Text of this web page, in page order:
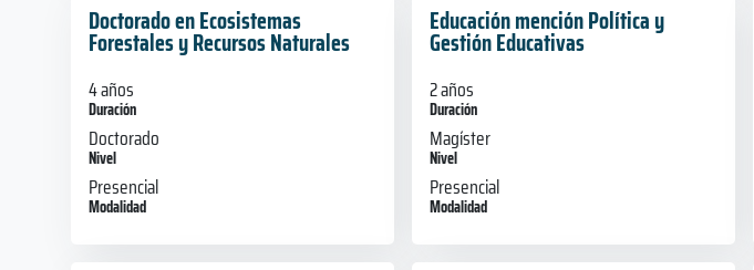
Doctorado en Ecosistemas
Forestales y Recursos Naturales
4 años
Duración
Doctorado
Nivel
Presencial
Modalidad
Educación mención Política y
Gestión Educativas
2 años
Duración
Magíster
Nivel
Presencial
Modalidad